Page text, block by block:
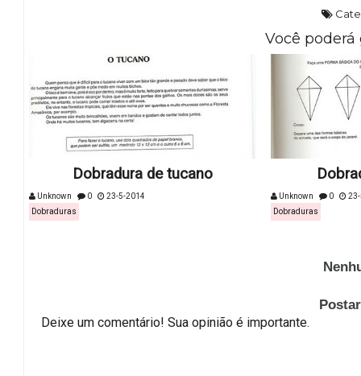
Você
Dobradura de tucano
Unknown 0
23-5-2014
Dobraduras
Unknown 0
23-
Dobraduras
Deixe um comentário! Sua opinião é importante.